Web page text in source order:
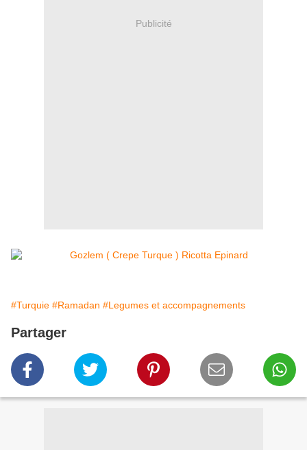
Publicité
#Turquie #Ramadan #Legumes et accompagnements
Partager